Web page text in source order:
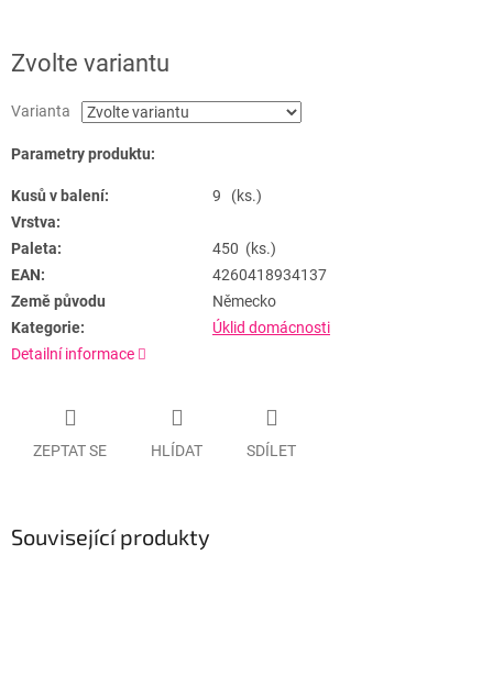
Zvolte variantu
Varianta
Parametry produktu:
Kusů v balení:
9 (ks.)
Vrstva:
Paleta:
450 (ks.)
EAN:
4260418934137
Země původu
Německo
Kategorie:
Úklid domácnosti
Detailní informace
ZEPTAT SE HLÍDAT SDÍLET
Související produkty